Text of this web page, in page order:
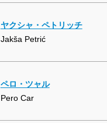
ヤクシャ・ペトリッチ
Jakša Petrić
ペロ・ツャル
Pero Car